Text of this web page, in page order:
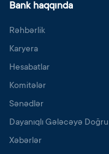
Bank haqqında
Rəhbərlik
Karyera
Hesabatlar
Komitələr
Sənədlər
Dayanıqlı Gələcəyə Doğru
Xəbərlər